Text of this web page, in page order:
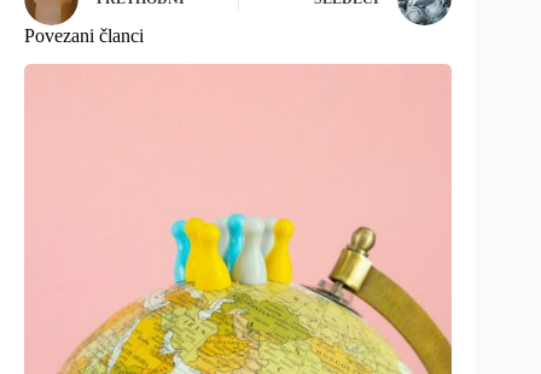
Povezani članci